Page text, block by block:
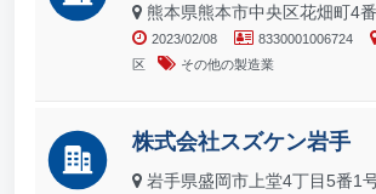
熊本県熊本市中央区花畑町4
2023/02/08 8330001006724
区
その他の製造業
株式会社スズケン岩手
岩手県盛岡市上堂4丁目5番1